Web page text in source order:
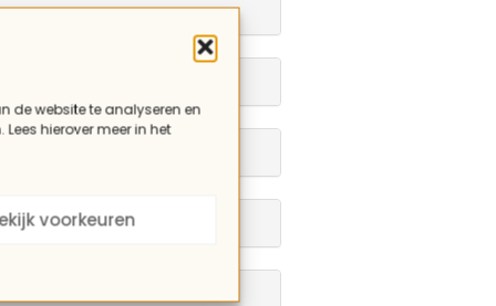
de website te analyseren en
hierover meer in het
voorkeuren